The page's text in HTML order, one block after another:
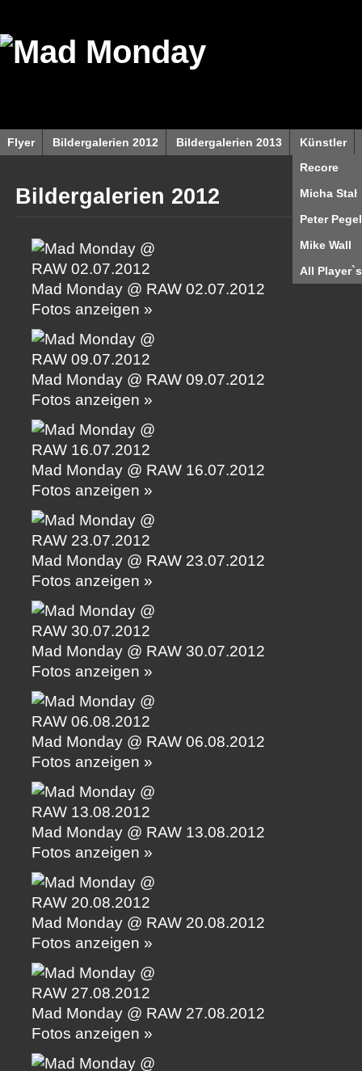
Flyer Bildergalerien 2012 Bildergalerien 2013
Künstler
Recore
Micha
Peter Pegel
Mike Wall
All Player`s
Bildergalerien 2012
Mad Monday @ RAW 02.07.2012
Fotos anzeigen »
Mad Monday @ RAW 09.07.2012
Fotos anzeigen »
Mad Monday @ RAW 16.07.2012
Fotos anzeigen »
Mad Monday @ RAW 23.07.2012
Fotos anzeigen »
Mad Monday @ RAW 30.07.2012
Fotos anzeigen »
Mad Monday @ RAW 06.08.2012
Fotos anzeigen »
Mad Monday @ RAW 13.08.2012
Fotos anzeigen »
Mad Monday @ RAW 20.08.2012
Fotos anzeigen »
Mad Monday @ RAW 27.08.2012
Fotos anzeigen »